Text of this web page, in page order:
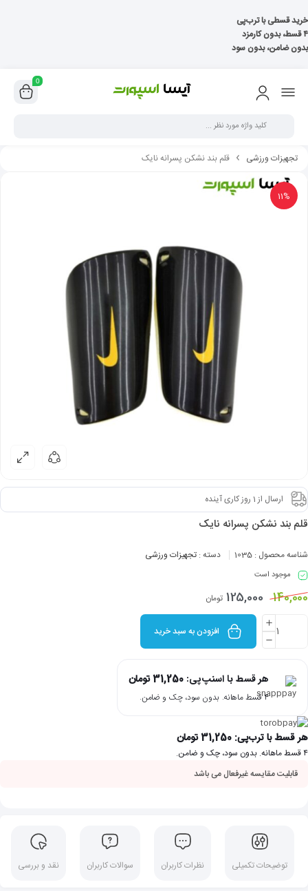
خرید قسطی با ترب‌پی
۴ قسط، بدون کارمزد
بدون ضامن، بدون سود
0
تجهیزات ورزشی قلم بند نشکن پسرانه نایک
11%
ارسال از 1 روز کاری آینده
قلم بند نشکن پسرانه نایک
شناسه محصول : 1035 دسته : تجهیزات ورزشی
موجود است
140,000
125,000 تومان
افزودن به سبد خرید
هر قسط با اسنپ‌پی: 31,250تومان
۴ قسط ماهانه. بدون سود، چک و ضامن.
هر قسط با ترب‌پی: 31,250تومان
۴ قسط ماهانه. بدون سود، چک و ضامن.
قابلیت مقایسه غیرفعال می باشد
توضیحات تکمیلی نظرات کاربران سوالات کاربران نقد و بررسی